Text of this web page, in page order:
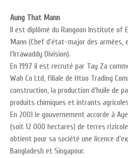
Aung That Mann
Il est diplômé du Rangoon Institute of
Mann (Chef d’état-major des armées,
l’Irrawaddy Division).
En 1997 il est recruté par Tay Za
Wah Co Ltd, filiale de Htoo Trading
construction, la production d’huile de
produits chimiques et intrants
En 2001 le gouvernement accorde à
(soit 12 000 hectares) de terres
obtient pour sa société une licence
Bangladesh et Singapour.